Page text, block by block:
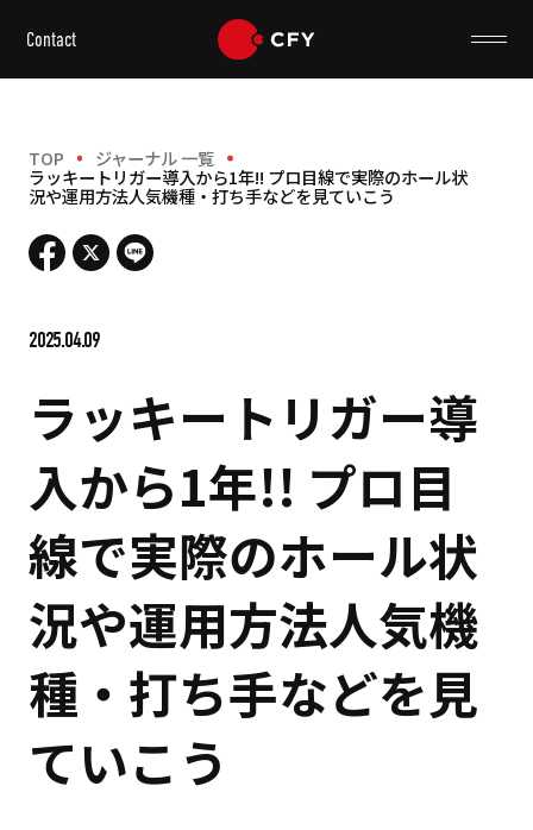
Contact
TOP ジャーナル 一覧
ラッキートリガー導入から1年!! プロ目線で実際のホール状
況や運用方法人気機種・打ち手などを見ていこう
2025.04.09
ラッキートリガー導
入から1年!! プロ目
線で実際のホール状
況や運用方法人気機
種・打ち手などを見
ていこう